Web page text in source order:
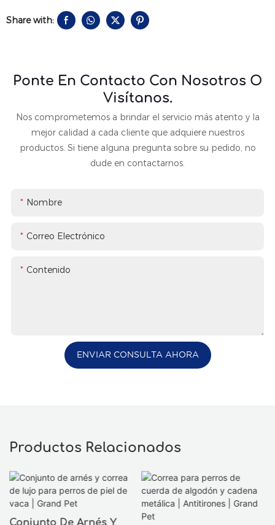
Share with:
Ponte En Contacto Con Nosotros O
Visítanos.
Nos comprometemos a brindar el servicio más atento y la
mejor calidad a cada cliente que adquiere nuestros
productos. Si tiene alguna pregunta sobre su pedido, no
dude en contactarnos.
Nombre
Correo Electrónico
Contenido
ENVIAR CONSULTA AHORA
Productos Relacionados
Conjunto De Arnés Y